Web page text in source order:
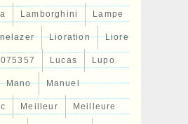
Lamborghini Lampe
Lioration Liore
Lucas Lupo
Mano Manuel
Meilleur Meilleure